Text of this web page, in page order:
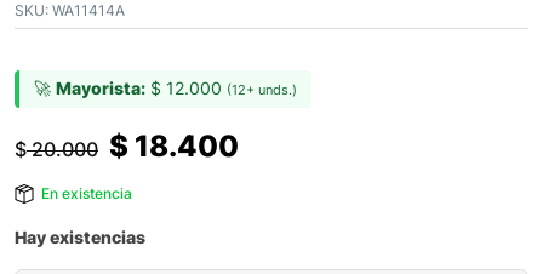
SKU: WA11414A
🚀 Mayorista: $ 12.000 (12+ unds.)
$20.000 $ 18.400
En existencia
Hay existencias